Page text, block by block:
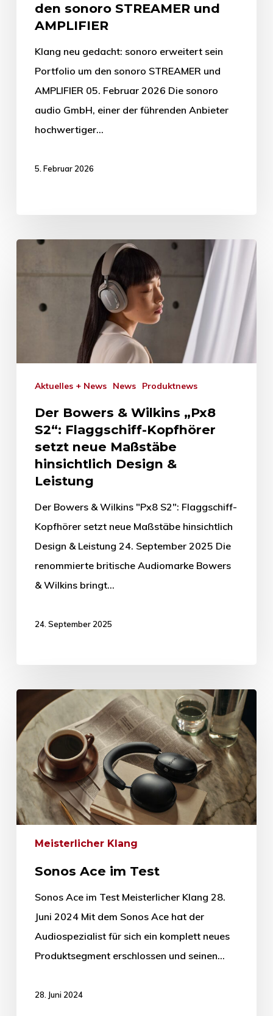
den sonoro STREAMER und
AMPLIFIER
Klang neu gedacht: sonoro erweitert sein
Portfolio um den sonoro STREAMER und
AMPLIFIER 05. Februar 2026 Die sonoro
audio GmbH, einer der führenden Anbieter
hochwertiger…
5. Februar 2026
Aktuelles + News News Produktnews
Der Bowers & Wilkins „Px8
S2“: Flaggschiff-Kopfhörer
setzt neue Maßstäbe
hinsichtlich Design &
Leistung
Der Bowers & Wilkins "Px8 S2": Flaggschiff-
Kopfhörer setzt neue Maßstäbe hinsichtlich
Design & Leistung 24. September 2025 Die
renommierte britische Audiomarke Bowers
& Wilkins bringt…
24. September 2025
Meisterlicher Klang
Sonos Ace im Test
Sonos Ace im Test Meisterlicher Klang 28.
Juni 2024 Mit dem Sonos Ace hat der
Audiospezialist für sich ein komplett neues
Produktsegment erschlossen und seinen…
28. Juni 2024